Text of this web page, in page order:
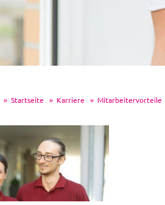
Startseite Karriere Mitarbeitervorteile